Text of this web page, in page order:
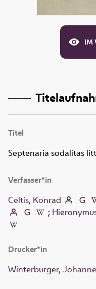
IM
Titel
Septenaria sodalitas
Verfasser*in
Celtis, Konrad
;
Drucker*in
Winterburger,